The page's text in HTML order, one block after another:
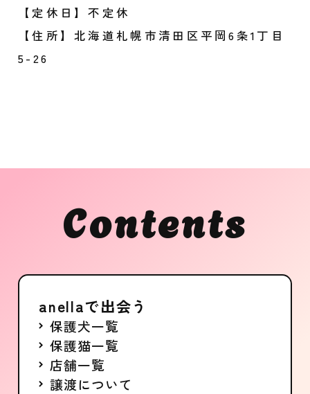
【定休日】不定休
【住所】北海道札幌市清田区平岡6条1丁目
5-26
Contents
anellaで出会う
保護犬一覧
保護猫一覧
店舗一覧
譲渡について